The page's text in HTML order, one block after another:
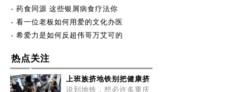
药食同源 这些银屑病食疗法你
看一位老板如何用爱的文化办医
希爱力是如何反超伟哥万艾可的
热点关注
上班族挤地铁别把健康挤
说到地铁，想必许多重庆